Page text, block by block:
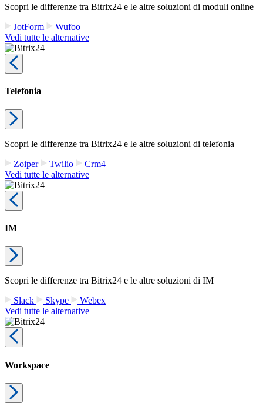
Scopri le differenze tra Bitrix24 e le altre soluzioni di moduli online
JotForm
Wufoo
Vedi tutte le alternative
Telefonia
Scopri le differenze tra Bitrix24 e le altre soluzioni di telefonia
Zoiper
Twilio
Crm4
Vedi tutte le alternative
IM
Scopri le differenze tra Bitrix24 e le altre soluzioni di IM
Slack
Skype
Webex
Vedi tutte le alternative
Workspace